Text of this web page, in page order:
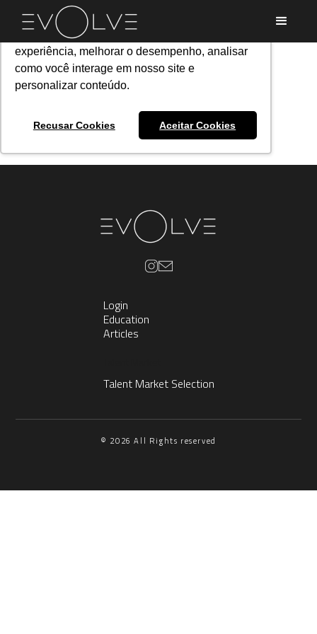
Utilizamos cookies para oferecer melhor
experiência, melhorar o desempenho, analisar
como você interage em nosso site e
personalizar conteúdo.
Recusar Cookies Aceitar Cookies
Login
Education
Articles
Talent Market Selection
© 2026 All Rights reserved